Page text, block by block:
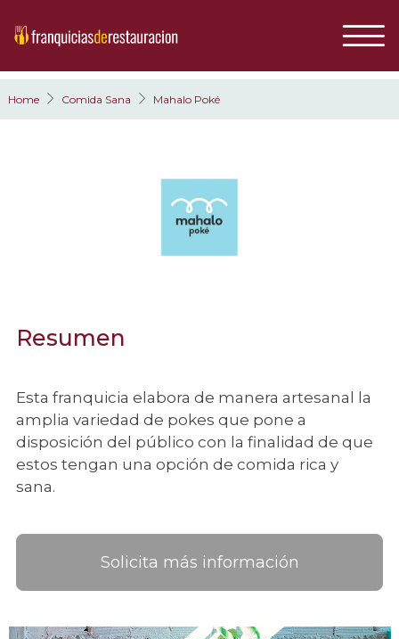
Home Comida Sana Mahalo Poké
Resumen
Esta franquicia elabora de manera artesanal la
amplia variedad de pokes que pone a
disposición del público con la finalidad de que
estos tengan una opción de comida rica y
sana.
Solicita más información